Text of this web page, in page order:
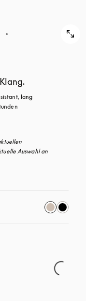
lang
Auswahl an
in einem neuen Tab